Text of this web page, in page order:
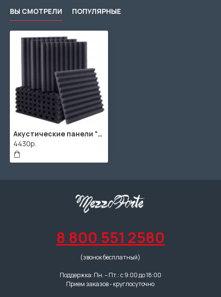
ВЫ СМОТРЕЛИ ПОПУЛЯРНЫЕ
Акустические панели "Волна-Лайн 50" / 16шт. по 500x500x50мм
4430р.
8 800 551 2580
(звонок бесплатный)
Поддержка: Пн. – Пт.: с 9:00 до 18:00
Прием заказов - круглосуточно